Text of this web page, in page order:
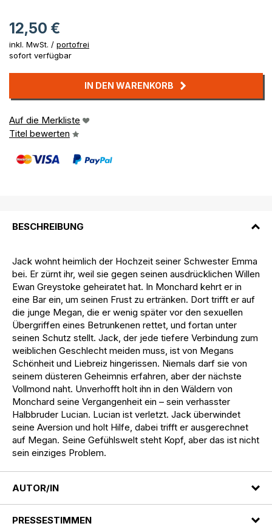
12,50 €
inkl. MwSt. / portofrei
sofort verfügbar
IN DEN WARENKORB
Auf die Merkliste
Titel bewerten
BESCHREIBUNG
Jack wohnt heimlich der Hochzeit seiner Schwester Emma
bei. Er zürnt ihr, weil sie gegen seinen ausdrücklichen Willen
Ewan Greystoke geheiratet hat. In Monchard kehrt er in
eine Bar ein, um seinen Frust zu ertränken. Dort trifft er auf
die junge Megan, die er wenig später vor den sexuellen
Übergriffen eines Betrunkenen rettet, und fortan unter
seinen Schutz stellt. Jack, der jede tiefere Verbindung zum
weiblichen Geschlecht meiden muss, ist von Megans
Schönheit und Liebreiz hingerissen. Niemals darf sie von
seinem düsteren Geheimnis erfahren, aber der nächste
Vollmond naht. Unverhofft holt ihn in den Wäldern von
Monchard seine Vergangenheit ein – sein verhasster
Halbbruder Lucian. Lucian ist verletzt. Jack überwindet
seine Aversion und holt Hilfe, dabei trifft er ausgerechnet
auf Megan. Seine Gefühlswelt steht Kopf, aber das ist nicht
sein einziges Problem.
AUTOR/IN
PRESSESTIMMEN